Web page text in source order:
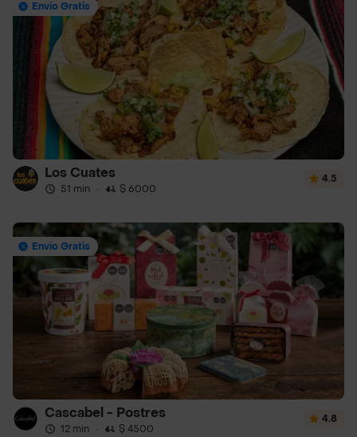
Envío Gratis
Los Cuates
51 min · $ 6000
4.5
Envío Gratis
Cascabel - Postres
12 min · $ 4500
4.8